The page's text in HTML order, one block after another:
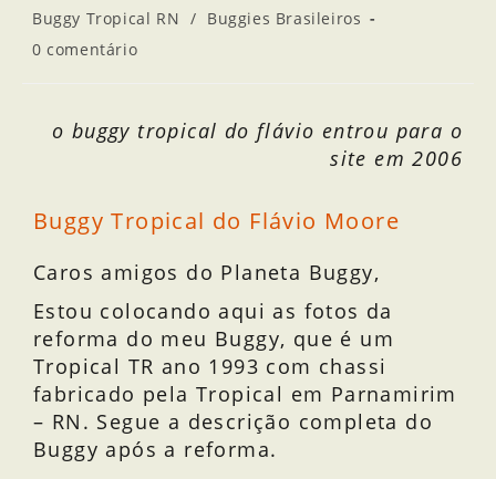
Buggy Tropical RN / Buggies Brasileiros
0 comentário
o buggy tropical do flávio entrou para o
site em 2006
Buggy Tropical do Flávio Moore
Caros amigos do Planeta Buggy,
Estou colocando aqui as fotos da
reforma do meu Buggy, que é um
Tropical TR ano 1993 com chassi
fabricado pela Tropical em Parnamirim
– RN. Segue a descrição completa do
Buggy após a reforma.